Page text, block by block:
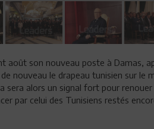
août son nouveau poste à Damas,
nouveau le drapeau tunisien sur le
sera alors un signal fort pour
par celui des Tunisiens restés